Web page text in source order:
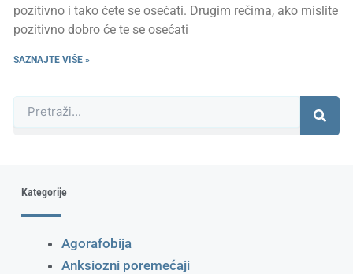
pozitivno i tako ćete se osećati. Drugim rečima, ako mislite
pozitivno dobro će te se osećati
SAZNAJTE VIŠE »
Kategorije
Agorafobija
Anksiozni poremećaji